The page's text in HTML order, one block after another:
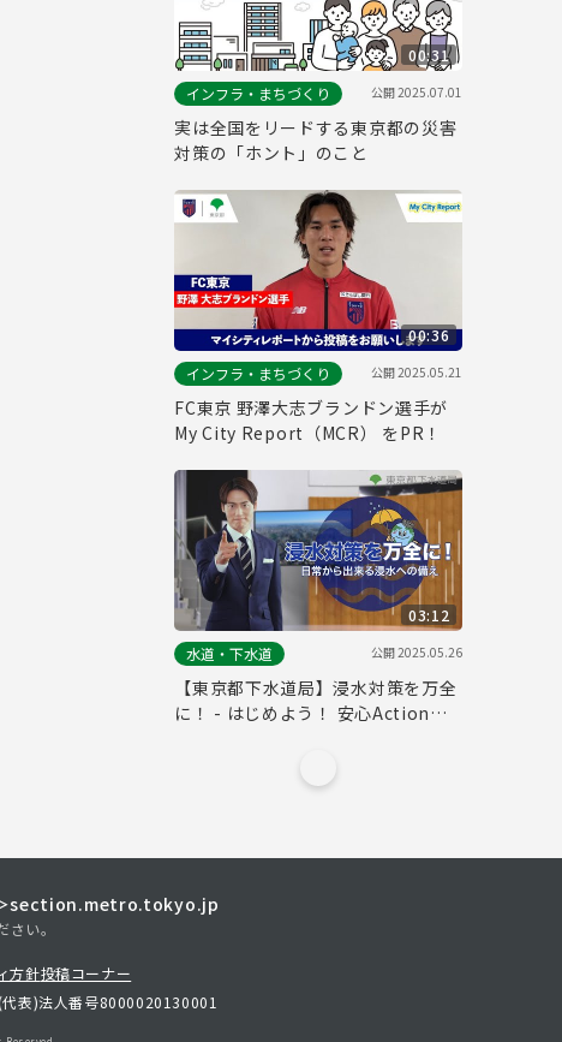
00:31
インフラ・まちづくり
公開2025.07.01
実は全国をリードする東京都の災害
対策の「ホント」のこと
00:36
インフラ・まちづくり
公開2025.05.21
FC東京 野澤大志ブランドン選手が
My City Report（MCR） をPR！
03:12
水道・下水道
公開2025.05.26
【東京都下水道局】浸水対策を万全
に！ - はじめよう！ 安心Action！
section.metro.tokyo.jp
い。
方針投稿コーナー
表)法人番号8000020130001